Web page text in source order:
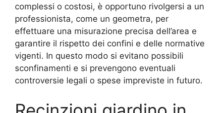
complessi o costosi, è opportuno rivolgersi a un
professionista, come un geometra, per
effettuare una misurazione precisa dell’area e
garantire il rispetto dei confini e delle normative
vigenti. In questo modo si evitano possibili
sconfinamenti e si prevengono eventuali
controversie legali o spese impreviste in futuro.